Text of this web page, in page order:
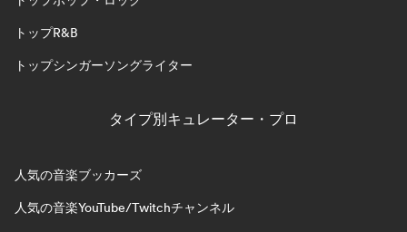
トップR&B
トップシンガーソングライター
タイプ別キュレーター・プロ
人気の音楽ブッカーズ
人気の音楽YouTube/Twitchチャンネル